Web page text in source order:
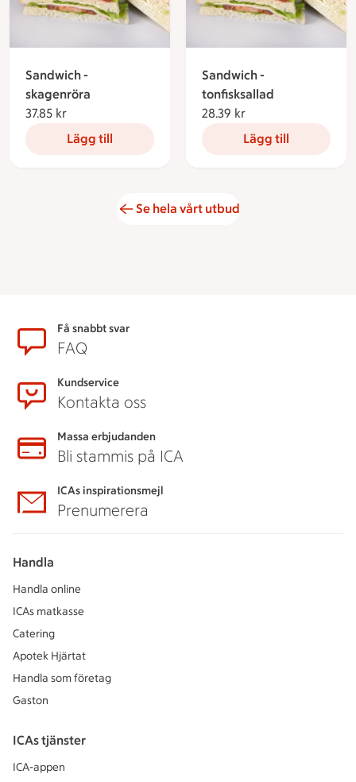
Sandwich -
skagenröra
37.85 kr
Lägg till
Sandwich -
tonfisksallad
28.39 kr
Lägg till
Se hela vårt utbud
SidfotFå snabbt svar
FAQ
Kundservice
Kontakta oss
Massa erbjudanden
Bli stammis på ICA
ICAs inspirationsmejl
Prenumerera
Handla
Handla online
ICAs matkasse
Catering
Apotek Hjärtat
Handla som företag
Gaston
ICAs tjänster
ICA-appen